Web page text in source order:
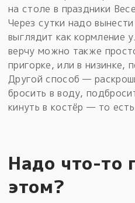
на столе в праздники
Через сутки надо
выглядит как кормление
верчу можно также
пригорке, или в низинке,
Другой способ —
бросить в воду,
кинуть в костёр — то
Надо что-то
этом?